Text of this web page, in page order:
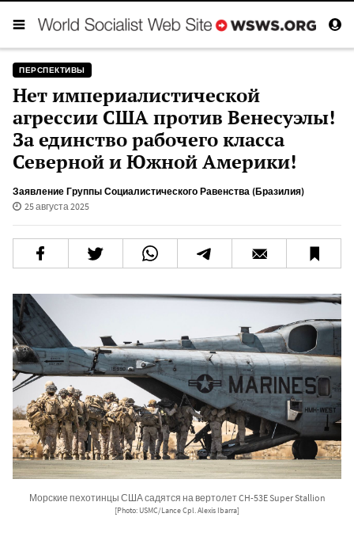
ПЕРСПЕКТИВЫ
Нет империалистической
агрессии США против Венесуэлы!
За единство рабочего класса
Северной и Южной Америки!
Заявление Группы Социалистического Равенства (Бразилия)
25 августа 2025
Морские пехотинцы США садятся на вертолет CH-53E Super Stallion
[Photo: USMC/Lance Cpl. Alexis Ibarra]